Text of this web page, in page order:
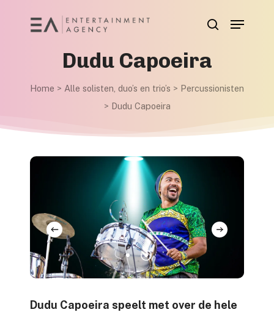
Menu
Dudu Capoeira
Home > Alle solisten, duo’s en trio’s > Percussionisten
> Dudu Capoeira
Dudu Capoeira speelt met over de hele